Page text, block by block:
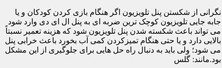
نگرانی از شکستن پنل تلویزیون اگر هنگام بازی کردن کودکان و یا
جابه جایی تلویزیون کوچک ترین ضربه ای به پنل ال ای دی وارد شود
می تواند باعث شکسته شدن پنل تلویزیون شود که هزینه تعمیر نسبتاً
بالایی دارد و یا حتی هنگام تمیزکردن کمی آب بخورد باعث خرابی پنل
می شود؛ ولی باید به دنبال راه حل هایی برای جلوگیری از این مشکل
بود.مانند: گلس